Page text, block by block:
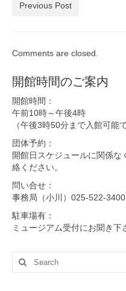
Previous Post
Comments are closed.
開館時間のご案内
開館時間：
午前10時～午後4時
（午後3時50分まで入館可能で
団体予約：
開館日スケジュールに関係
絡ください。
問い合せ：
事務局（小川）025-522-
駐車場有：
ミュージアム受付にお聞き下
Search
for: